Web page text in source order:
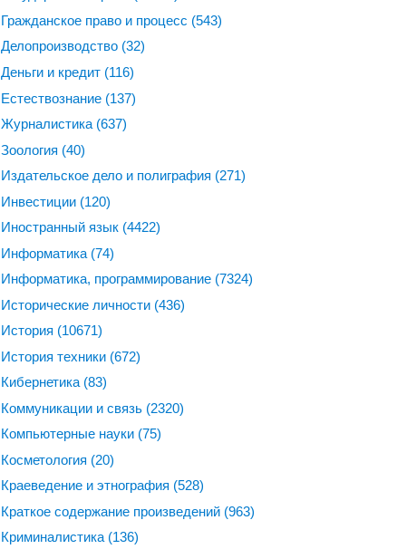
Гражданское право и процесс (543)
Делопроизводство (32)
Деньги и кредит (116)
Естествознание (137)
Журналистика (637)
Зоология (40)
Издательское дело и полиграфия (271)
Инвестиции (120)
Иностранный язык (4422)
Информатика (74)
Информатика, программирование (7324)
Исторические личности (436)
История (10671)
История техники (672)
Кибернетика (83)
Коммуникации и связь (2320)
Компьютерные науки (75)
Косметология (20)
Краеведение и этнография (528)
Краткое содержание произведений (963)
Криминалистика (136)